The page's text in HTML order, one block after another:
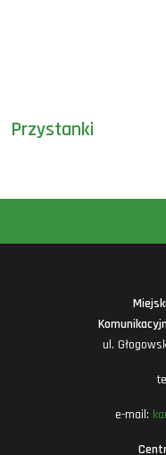
Przystanki
ul.
e-mail: